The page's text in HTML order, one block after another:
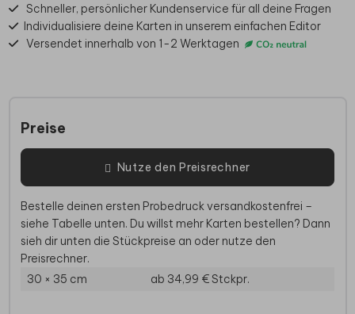
Schneller, persönlicher Kundenservice für all deine Fragen
Individualisiere deine Karten in unserem einfachen Editor
Versendet innerhalb von 1-2 Werktagen
Preise
Nutze den Preisrechner
Bestelle deinen ersten Probedruck versandkostenfrei –
siehe Tabelle unten. Du willst mehr Karten bestellen? Dann
sieh dir unten die Stückpreise an oder nutze den
Preisrechner.
30 × 35 cm
ab 34,99 €Stckpr.